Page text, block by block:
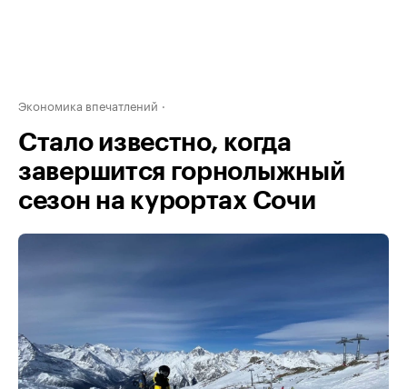
Экономика впечатлений
Стало известно, когда
завершится горнолыжный
сезон на курортах Сочи